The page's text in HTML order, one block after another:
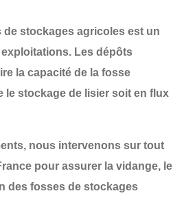
stockages agricoles est un
Les dépôts
la capacité de la fosse
le stockage de lisier soit en flux
, nous intervenons sur tout
pour assurer la vidange, le
des fosses de stockages